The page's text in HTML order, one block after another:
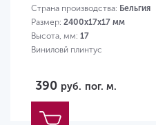
Страна производства: Бельгия
Размер: 2400х17х17 мм
Высота, мм: 17
Виниловй плинтус
390 руб. пог. м.